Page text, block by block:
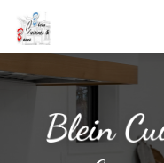
contenu
principal